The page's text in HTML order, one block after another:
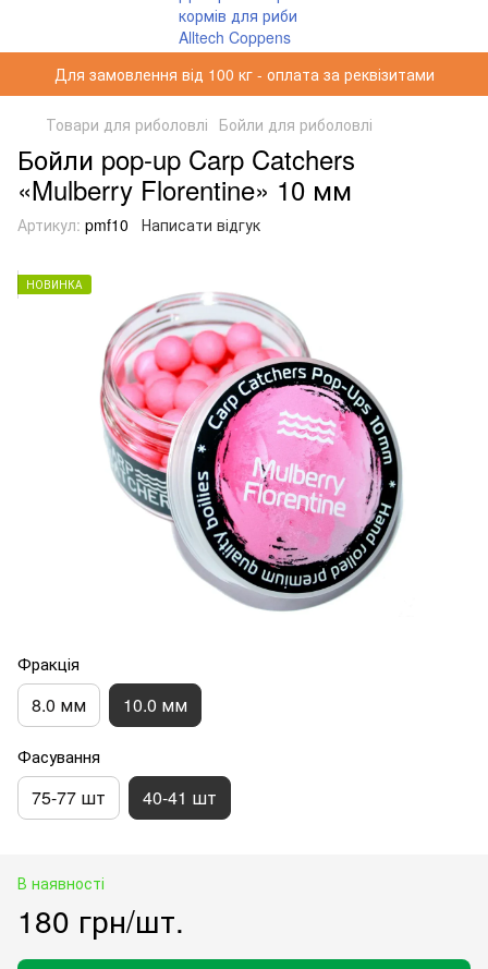
Для замовлення від 100 кг - оплата за реквізитами
Товари для риболовлі Бойли для риболовлі
Бойли pop-up Carp Catchers
«Mulberry Florentine» 10 мм
Артикул: pmf10 Написати відгук
НОВИНКА
Фракція
8.0 мм 10.0 мм
Фасування
75-77 шт 40-41 шт
В наявності
180 грн/шт.